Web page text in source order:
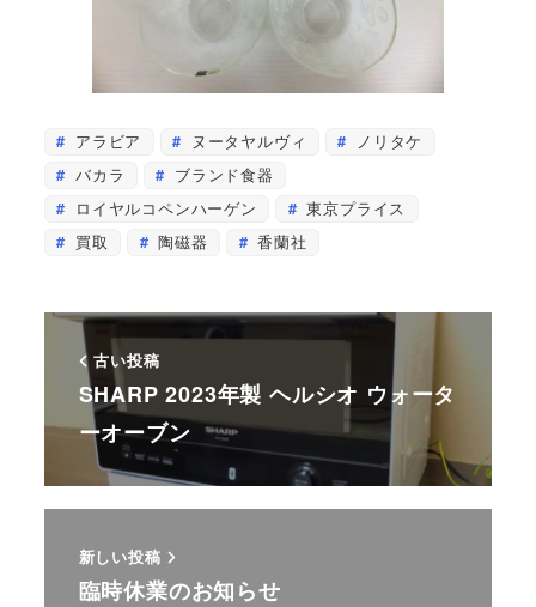
アラビア ヌータヤルヴィ
ノリタケ
バカラ
ブランド食器
ロイヤルコペンハーゲン
東京プライス
買取
陶磁器 香蘭社
古い投稿
SHARP 2023年製 ヘルシオ ウォータ
ーオーブン
新しい投稿
臨時休業のお知らせ